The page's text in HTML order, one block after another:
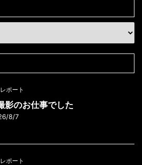
ポート
影のお仕事でした
8/7
ポート